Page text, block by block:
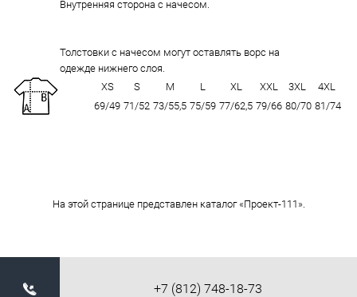
Внутренняя сторона с начесом.
Толстовки с начесом могут оставлять ворс на
одежде нижнего слоя.
XS
S M L XL XXL 3XL
4XL
69/49 71/52 73/55,5 75/59 77/62,5 79/66 80/70 81/74
На этой странице представлен каталог «Проект-111».
+7 (812) 748-18-73